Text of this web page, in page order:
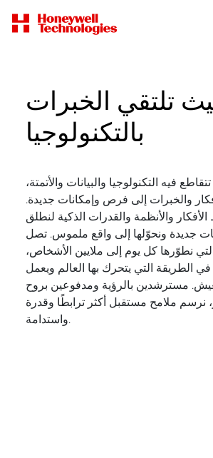
تلتقي الخبرات
بالتكنولوجيا
فيه التكنولوجيا والبيانات والأتمتة،
والخبرات إلى فرص وإمكانات جديدة.
الأفكار والأنظمة والقدرات الذكية لنطلق
جديدة ونحوّلها إلى واقع ملموس. تصل
نطوّرها كل يوم إلى ملايين الأشخاص،
في الطريقة التي يتحرك بها العالم ويعمل
مسترشدين بالرؤية ومدفوعين بروح
نرسم ملامح مستقبل أكثر ترابطًا وقدرة
واستدامة.